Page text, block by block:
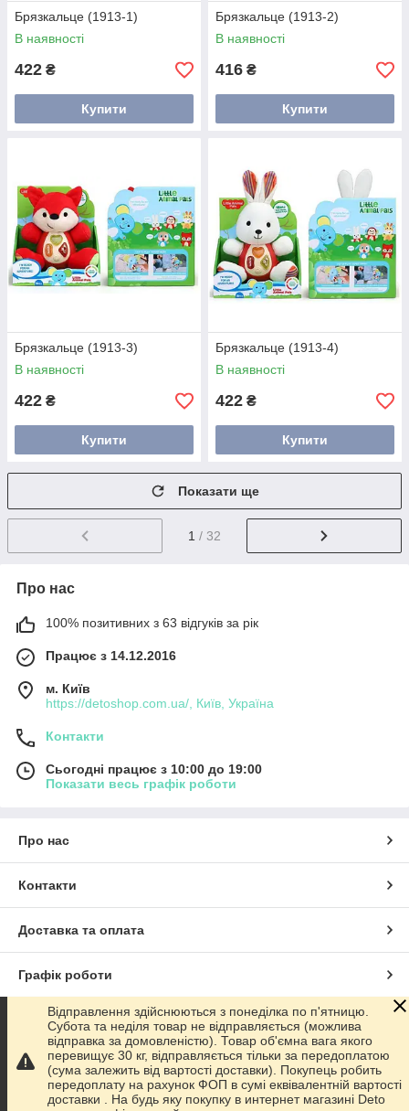
Брязкальце (1913-1)
В наявності
422 ₴
Купити
Брязкальце (1913-2)
В наявності
416 ₴
Купити
Брязкальце (1913-3)
В наявності
422 ₴
Купити
Брязкальце (1913-4)
В наявності
422 ₴
Купити
Показати ще
1 / 32
Про нас
100% позитивних з 63 відгуків за рік
Працює з 14.12.2016
м. Київ
https://detoshop.com.ua/, Київ, Україна
Контакти
Сьогодні працює з 10:00 до 19:00
Показати весь графік роботи
Про нас
Контакти
Доставка та оплата
Графік роботи
Повна версія сайту
Сайт створено на маркетплейсіProm.ua
Відправлення здійснюються з понеділка по п'ятницю.
Субота та неділя товар не відправляється (можлива
відправка за домовленістю). Товар об'ємна вага якого
перевищує 30 кг, відправляється тільки за передоплатою
(сума залежить від вартості доставки). Покупець робить
передоплату на рахунок ФОП в сумі еквівалентній вартості
доставки . На будь яку покупку в интернет магазині Deto